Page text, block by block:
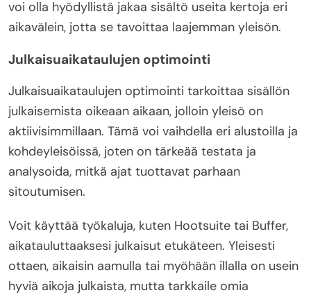
voi olla hyödyllistä jakaa sisältö useita kertoja eri
aikavälein, jotta se tavoittaa laajemman yleisön.
Julkaisuaikataulujen optimointi
Julkaisuaikataulujen optimointi tarkoittaa sisällön
julkaisemista oikeaan aikaan, jolloin yleisö on
aktiivisimmillaan. Tämä voi vaihdella eri alustoilla ja
kohdeyleisöissä, joten on tärkeää testata ja
analysoida, mitkä ajat tuottavat parhaan
sitoutumisen.
Voit käyttää työkaluja, kuten Hootsuite tai Buffer,
aikatauluttaaksesi julkaisut etukäteen. Yleisesti
ottaen, aikaisin aamulla tai myöhään illalla on usein
hyviä aikoja julkaista, mutta tarkkaile omia